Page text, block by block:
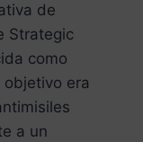
de
Strategic
como
objetivo era
a un